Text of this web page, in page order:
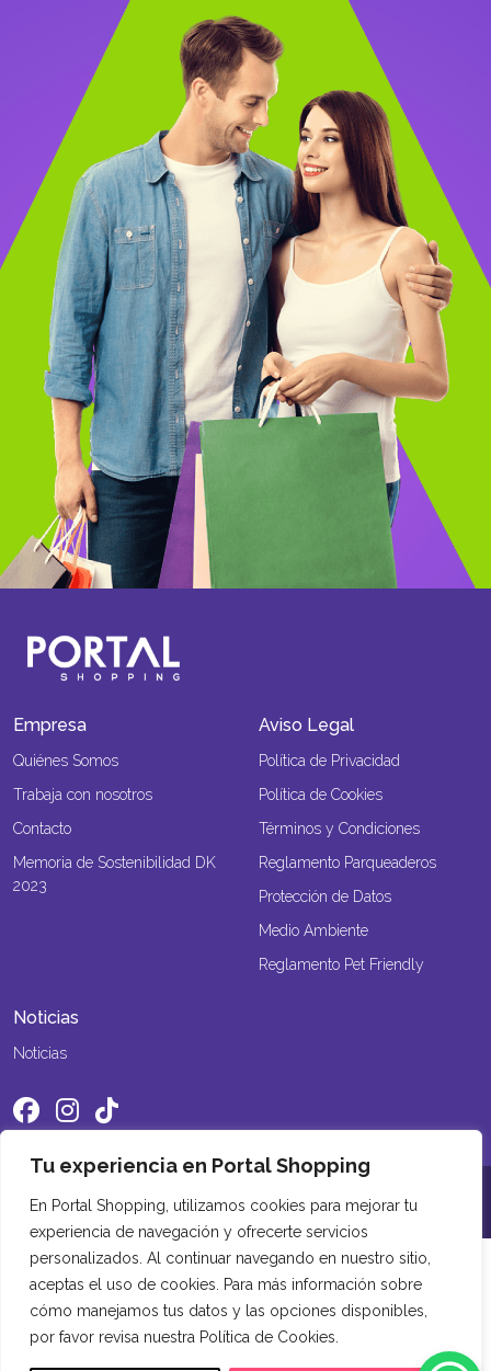
Tu experiencia en Portal Shopping
En Portal Shopping, utilizamos cookies para mejorar tu
experiencia de navegación y ofrecerte servicios
personalizados. Al continuar navegando en nuestro sitio,
aceptas el uso de cookies. Para más información sobre
cómo manejamos tus datos y las opciones disponibles,
por favor revisa nuestra Política de Cookies.
Empresa
Quiénes Somos
Trabaja con nosotros
Contacto
Memoria de Sostenibilidad DK
2023
Aviso Legal
Política de Privacidad
Política de Cookies
Términos y Condiciones
Reglamento Parqueaderos
Protección de Datos
Medio Ambiente
Reglamento Pet Friendly
Noticias
Noticias
©2026 Portal Shopping. Todos los derechos reservados